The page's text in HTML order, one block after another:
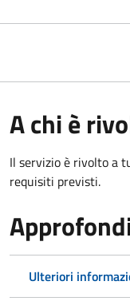
A chi è
Il servizio è rivolto a
requisiti previsti.
Ulteriori